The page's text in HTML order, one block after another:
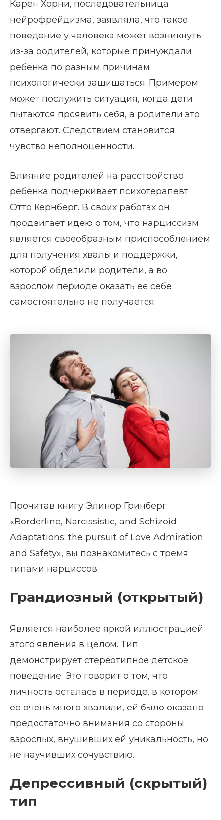
Карен Хорни, последовательница
нейрофрейдизма, заявляла, что такое
поведение у человека может возникнуть
из-за родителей, которые принуждали
ребенка по разным причинам
психологически защищаться. Примером
может послужить ситуация, когда дети
пытаются проявить себя, а родители это
отвергают. Следствием становится
чувство неполноценности.
Влияние родителей на расстройство
ребенка подчеркивает психотерапевт
Отто Кернберг. В своих работах он
продвигает идею о том, что нарциссизм
является своеобразным приспособлением
для получения хвалы и поддержки,
которой обделили родители, а во
взрослом периоде оказать ее себе
самостоятельно не получается.
Прочитав книгу Элинор Гринберг
«Borderline, Narcissistic, and Schizoid
Adaptations: the pursuit of Love Admiration
and Safety», вы познакомитесь с тремя
типами нарциссов:
Грандиозный (открытый)
Является наиболее яркой иллюстрацией
этого явления в целом. Тип
демонстрирует стереотипное детское
поведение. Это говорит о том, что
личность осталась в периоде, в котором
ее очень много хвалили, ей было оказано
предостаточно внимания со стороны
взрослых, внушивших ей уникальность, но
не научивших сочувствию.
Депрессивный (скрытый)
тип